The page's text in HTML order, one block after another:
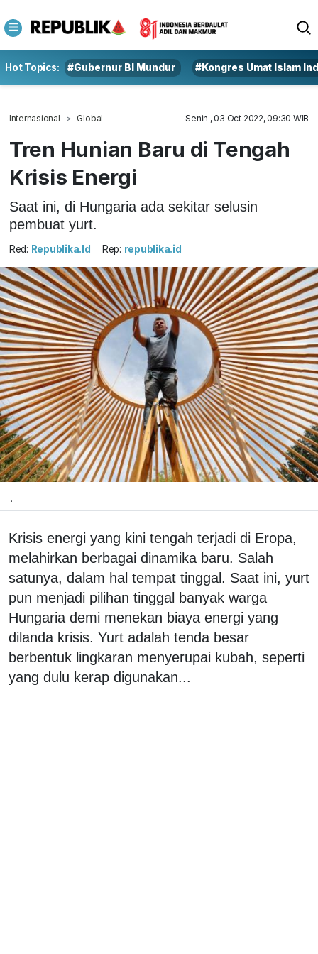
Hot Topics: #Gubernur BI Mundur #Kongres Umat Islam
Internasional Global Senin , 03 Oct 2022, 09:30 WIB
Tren Hunian Baru di Tengah
Krisis Energi
Saat ini, di Hungaria ada sekitar selusin
pembuat yurt.
Red: Republika.id Rep: republika.id
.
Krisis energi yang kini tengah terjadi di Eropa,
melahirkan berbagai dinamika baru. Salah
satunya, dalam hal tempat tinggal. Saat ini, yurt
pun menjadi pilihan tinggal banyak warga
Hungaria demi menekan biaya energi yang
dilanda krisis. Yurt adalah tenda besar
berbentuk lingkaran menyerupai kubah, seperti
yang dulu kerap digunakan...